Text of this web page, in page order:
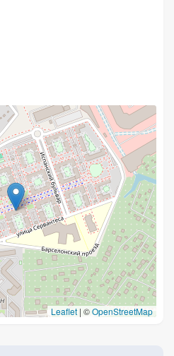
Leaflet | ©OpenStreetMap